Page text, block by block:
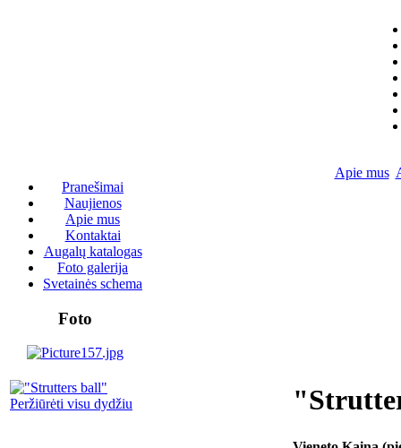
Pranešimai
Naujienos
Apie mus
Kontaktai
Augalų katalogas
Foto galerija
Svetainės schema
Foto
Apie mus
Peržiūrėti visu dydžiu